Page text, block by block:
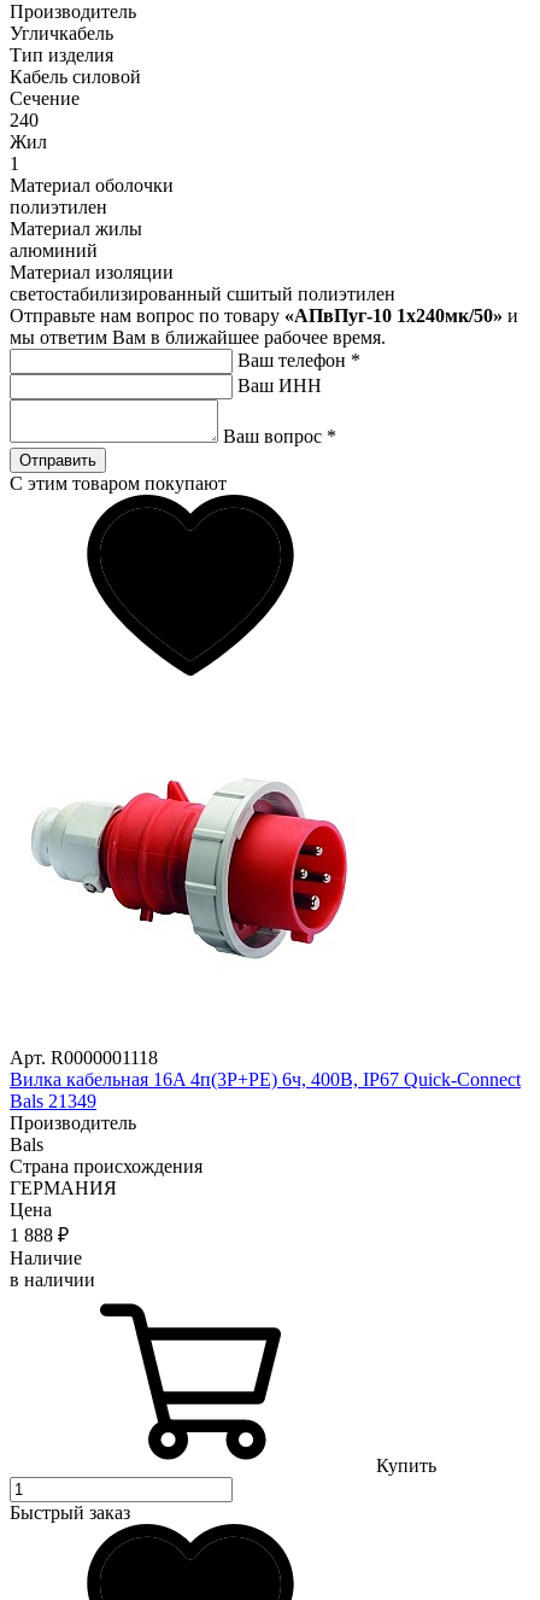
Производитель
Угличкабель
Тип изделия
Кабель силовой
Сечение
240
Жил
1
Материал оболочки
полиэтилен
Материал жилы
алюминий
Материал изоляции
светостабилизированный сшитый полиэтилен
Отправьте нам вопрос по товару «АПвПуг-10 1х240мк/50» и
мы ответим Вам в ближайшее рабочее время.
Ваш телефон *
Ваш ИНН
Ваш вопрос *
Отправить
С этим товаром покупают
Арт. R0000001118
Вилка кабельная 16A 4п(3P+PE) 6ч, 400В, IP67 Quick-Connect
Bals 21349
Производитель
Bals
Страна происхождения
ГЕРМАНИЯ
Цена
1 888 ₽
Наличие
в наличии
Купить
Быстрый заказ